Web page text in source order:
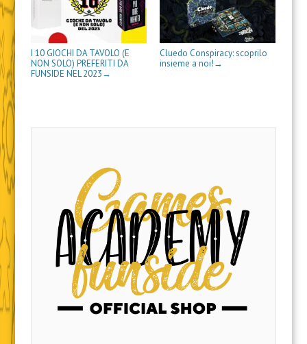
a
)
s
t
r
a
)
r
a
r
a
)
e
s
t
r
a
)
v
a
f
i
n
e
s
I 10 GIOCHI DA TAVOLO (E
NON SOLO) PREFERITI DA
FUNSIDE NEL 2023 →
Cluedo Conspiracy: scoprilo
insieme a noi! →